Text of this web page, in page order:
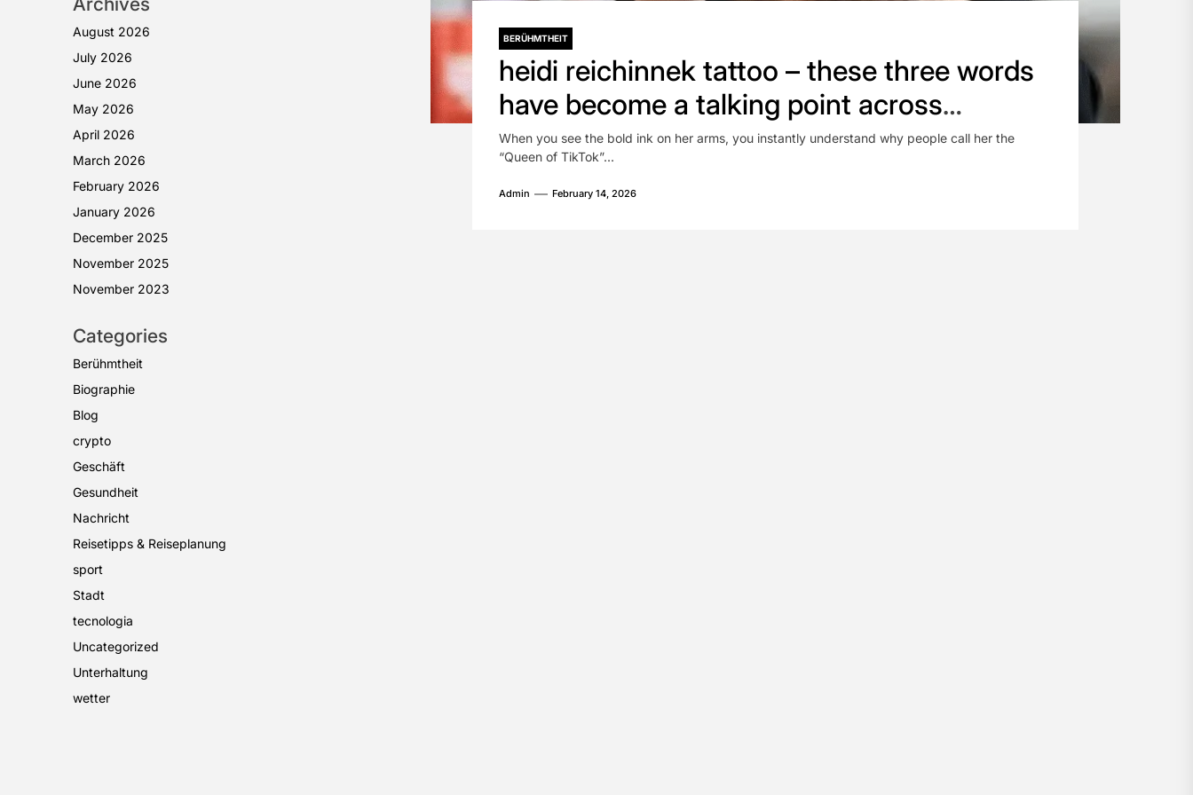
BERÜHMTHEIT
heidi reichinnek tattoo – these three words
have become a talking point across
Germany
When you see the bold ink on her arms, you instantly understand why people call her the
“Queen of TikTok”...
Admin February 14, 2026
August 2026
July 2026
June 2026
May 2026
April 2026
March 2026
February 2026
January 2026
December 2025
November 2025
November 2023
Categories
Berühmtheit
Biographie
Blog
crypto
Geschäft
Gesundheit
Nachricht
Reisetipps & Reiseplanung
sport
Stadt
tecnologia
Uncategorized
Unterhaltung
wetter